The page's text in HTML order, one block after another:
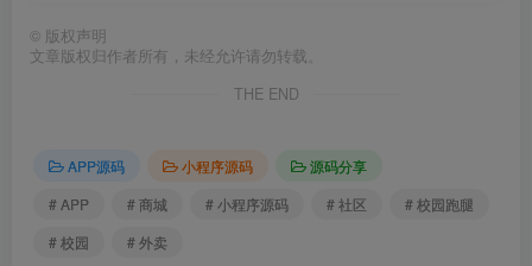
© 版权声明
文章版权归作者所有，未经允许请勿转载。
THE END
APP源码 小程序源码
源码分享
# APP
# 商城 # 小程序源码 # 社区
# 校园跑腿
# 校园
# 外卖